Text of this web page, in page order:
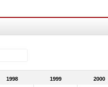
1998 1999 2000